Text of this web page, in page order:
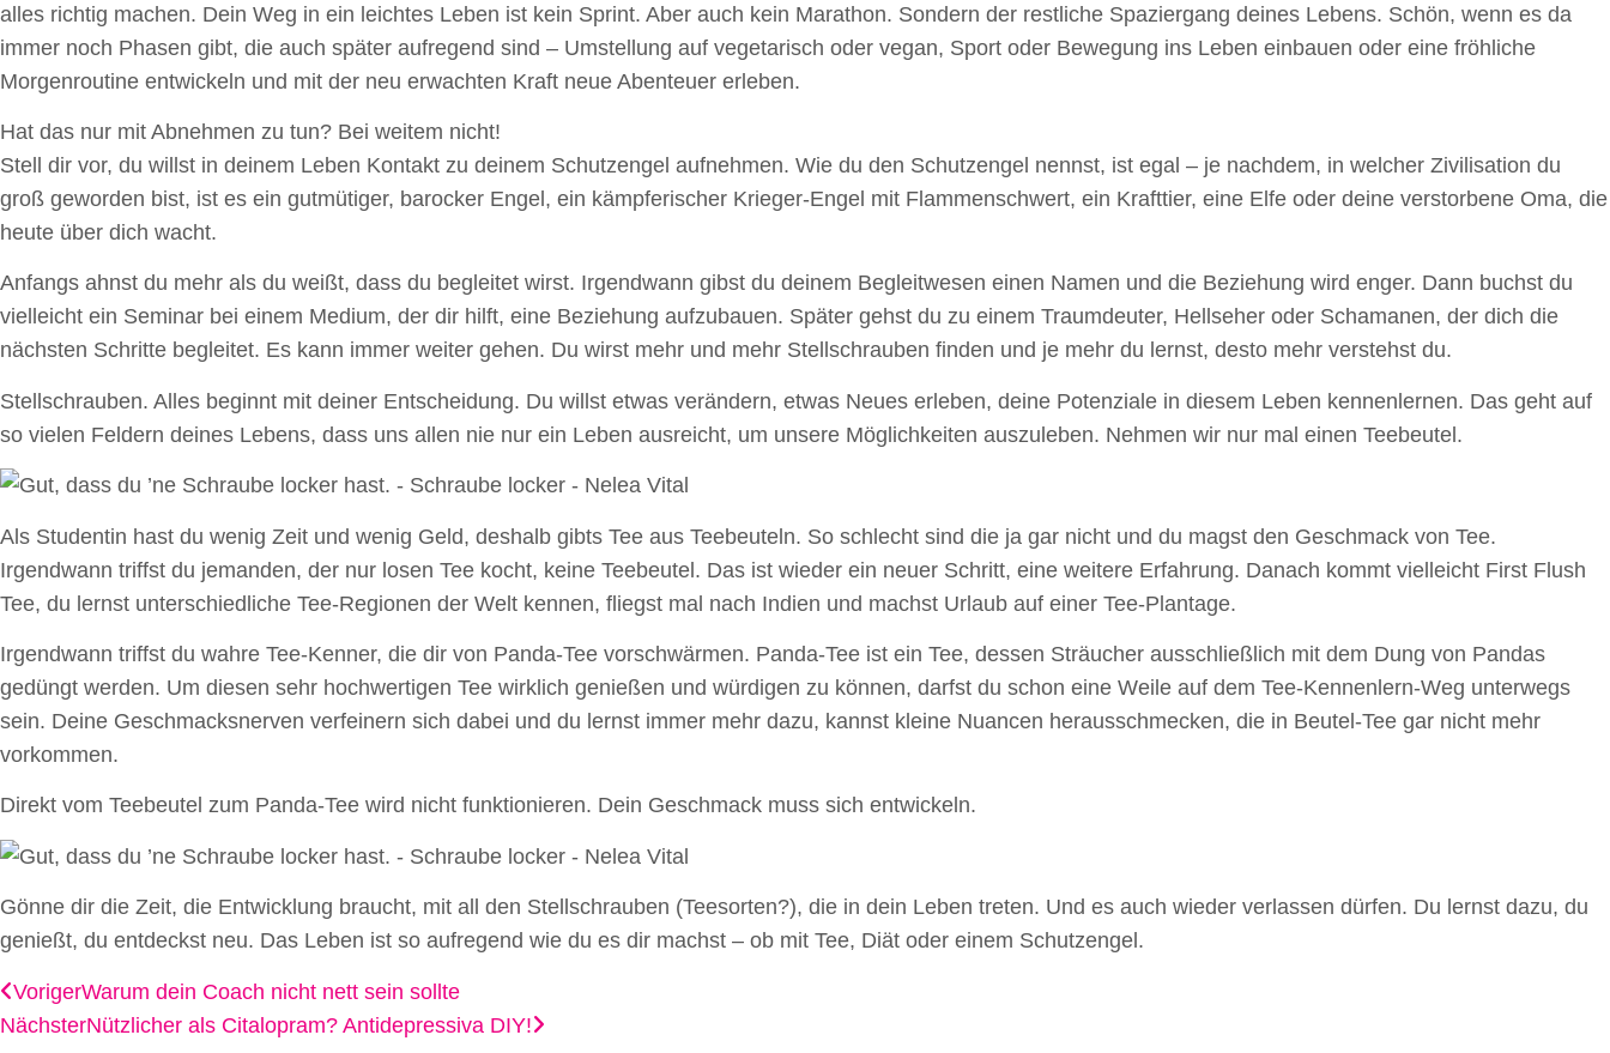
alles richtig machen. Dein Weg in ein leichtes Leben ist kein Sprint. Aber auch kein Marathon. Sondern der restliche Spaziergang deines Lebens. Schön, wenn es da
immer noch Phasen gibt, die auch später aufregend sind – Umstellung auf vegetarisch oder vegan, Sport oder Bewegung ins Leben einbauen oder eine fröhliche
Morgenroutine entwickeln und mit der neu erwachten Kraft neue Abenteuer erleben.
Hat das nur mit Abnehmen zu tun? Bei weitem nicht!
Stell dir vor, du willst in deinem Leben Kontakt zu deinem Schutzengel aufnehmen. Wie du den Schutzengel nennst, ist egal – je nachdem, in welcher Zivilisation du
groß geworden bist, ist es ein gutmütiger, barocker Engel, ein kämpferischer Krieger-Engel mit Flammenschwert, ein Krafttier, eine Elfe oder deine verstorbene Oma, die
heute über dich wacht.
Anfangs ahnst du mehr als du weißt, dass du begleitet wirst. Irgendwann gibst du deinem Begleitwesen einen Namen und die Beziehung wird enger. Dann buchst du
vielleicht ein Seminar bei einem Medium, der dir hilft, eine Beziehung aufzubauen. Später gehst du zu einem Traumdeuter, Hellseher oder Schamanen, der dich die
nächsten Schritte begleitet. Es kann immer weiter gehen. Du wirst mehr und mehr Stellschrauben finden und je mehr du lernst, desto mehr verstehst du.
Stellschrauben. Alles beginnt mit deiner Entscheidung. Du willst etwas verändern, etwas Neues erleben, deine Potenziale in diesem Leben kennenlernen. Das geht auf
so vielen Feldern deines Lebens, dass uns allen nie nur ein Leben ausreicht, um unsere Möglichkeiten auszuleben. Nehmen wir nur mal einen Teebeutel.
Als Studentin hast du wenig Zeit und wenig Geld, deshalb gibts Tee aus Teebeuteln. So schlecht sind die ja gar nicht und du magst den Geschmack von Tee.
Irgendwann triffst du jemanden, der nur losen Tee kocht, keine Teebeutel. Das ist wieder ein neuer Schritt, eine weitere Erfahrung. Danach kommt vielleicht First Flush
Tee, du lernst unterschiedliche Tee-Regionen der Welt kennen, fliegst mal nach Indien und machst Urlaub auf einer Tee-Plantage.
Irgendwann triffst du wahre Tee-Kenner, die dir von Panda-Tee vorschwärmen. Panda-Tee ist ein Tee, dessen Sträucher ausschließlich mit dem Dung von Pandas
gedüngt werden. Um diesen sehr hochwertigen Tee wirklich genießen und würdigen zu können, darfst du schon eine Weile auf dem Tee-Kennenlern-Weg unterwegs
sein. Deine Geschmacksnerven verfeinern sich dabei und du lernst immer mehr dazu, kannst kleine Nuancen herausschmecken, die in Beutel-Tee gar nicht mehr
vorkommen.
Direkt vom Teebeutel zum Panda-Tee wird nicht funktionieren. Dein Geschmack muss sich entwickeln.
Gönne dir die Zeit, die Entwicklung braucht, mit all den Stellschrauben (Teesorten?), die in dein Leben treten. Und es auch wieder verlassen dürfen. Du lernst dazu, du
genießt, du entdeckst neu. Das Leben ist so aufregend wie du es dir machst – ob mit Tee, Diät oder einem Schutzengel.
VorigerWarum dein Coach nicht nett sein sollte
NächsterNützlicher als Citalopram? Antidepressiva DIY!